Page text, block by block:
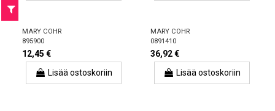
MARY COHR
895900
12,45 €
Lisää ostoskoriin
MARY COHR
0891410
36,92 €
Lisää ostoskoriin